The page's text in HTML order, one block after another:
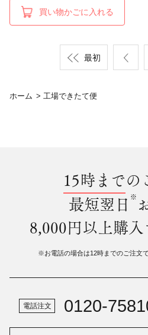
買い物かごに入れる
最初
ホーム > 工場できたて便
15時までの
最短翌日 ※
8,000円以上購入
※お電話の場合は12時までのご注文
電話注文 0120-